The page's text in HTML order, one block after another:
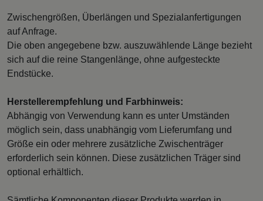
Zwischengrößen, Überlängen und Spezialanfertigungen
auf Anfrage.
Die oben angegebene bzw. auszuwählende Länge bezieht
sich auf die reine Stangenlänge, ohne aufgesteckte
Endstücke.
Herstellerempfehlung und Farbhinweis:
Abhängig von Verwendung kann es unter Umständen
möglich sein, dass unabhängig vom Lieferumfang und
Größe ein oder mehrere zusätzliche Zwischenträger
erforderlich sein können. Diese zusätzlichen Träger sind
optional erhältlich.